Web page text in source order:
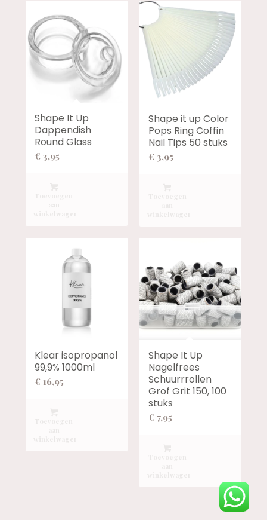
Shape It Up
Dappendish
Round Glass
€ 3,95
Shape it up Color
Pops Ring Coffin
Nail Tips 50 stuks
€ 3,95
Klear isopropanol
99,9% 1000ml
€ 16,95
Shape It Up
Nagelfrees
Schuurrrollen
Grof Grit 150, 100
stuks
€ 7,95